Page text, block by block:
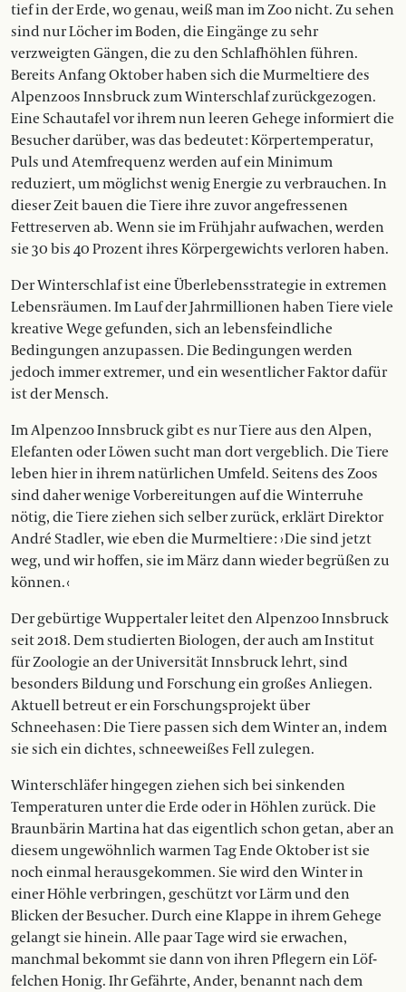
tief in der Erde, wo genau, weiß man im Zoo nicht. Zu sehen
sind nur Löcher im Boden, die Eingänge zu sehr
verzweigten Gängen, die zu den Schlafhöhlen führen.
Bereits Anfang Oktober haben sich die Murmeltiere des
Alpenzoos Innsbruck zum Winterschlaf zurückgezogen.
Eine Schautafel vor ihrem nun leeren Gehege informiert die
Besucher darüber, was das bedeutet : Körpertemperatur,
Puls und Atemfrequenz werden auf ein Minimum
reduziert, um möglichst wenig Energie zu verbrauchen. In
dieser Zeit bauen die Tiere ihre zuvor ange­fressenen
Fettreserven ab. Wenn sie im Frühjahr aufwachen, werden
sie 30 bis 40 Prozent ihres Körpergewichts ver­loren haben.
Der Winterschlaf ist eine Überlebensstrategie in extremen
Lebensräumen. Im Lauf der Jahrmillionen haben Tiere viele
kreative Wege gefunden, sich an lebensfeindliche
Bedingungen an­zupassen. Die Bedingungen werden
jedoch immer extremer, und ein wesentlicher Faktor dafür
ist der Mensch.
Im Alpenzoo Innsbruck gibt es nur Tiere aus den Alpen,
Elefanten oder Löwen sucht man dort vergeblich. Die Tiere
leben hier in ihrem natürlichen Umfeld. Seitens des Zoos
sind daher ­wenige Vorbereitungen auf die Winterruhe
nötig, die Tiere ziehen sich selber zurück, erklärt Direktor
André Stadler, wie eben die Murmeltiere : › Die sind jetzt
weg, und wir hoffen, sie im März dann wieder begrüßen zu
können. ‹
Der gebürtige Wuppertaler leitet den Alpenzoo Innsbruck
seit 2018. Dem studierten Biologen, der auch am Institut
für Zoologie an der Universität Innsbruck lehrt, sind
besonders Bildung und Forschung ein großes Anliegen.
Aktuell betreut er ein Forschungsprojekt über
Schneehasen : Die Tiere passen sich dem Winter an, indem
sie sich ein dichtes, schneeweißes Fell zulegen.
Winterschläfer hingegen ziehen sich bei sinkenden
Temperaturen unter die Erde oder in Höhlen zurück. Die
Braunbärin Martina hat das eigentlich schon getan, aber an
diesem ungewöhnlich warmen Tag Ende Oktober ist sie
noch einmal herausgekommen. Sie wird den Winter in
einer Höhle verbringen, geschützt vor Lärm und den
Blicken der ­Besucher. Durch eine Klappe in ihrem Gehege
gelangt sie hinein. Alle paar Tage wird sie erwachen,
manchmal bekommt sie dann von ihren Pflegern ein Löf­
felchen Honig. Ihr Gefährte, Ander, benannt nach dem